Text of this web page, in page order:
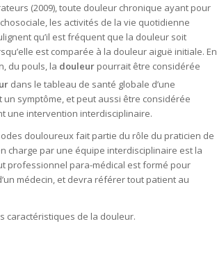
(2009), toute douleur chronique ayant pour
les activités de la vie quotidienne
qu’il est fréquent que la douleur soit
est comparée à la douleur aiguë initiale. En
du pouls, la douleur pourrait être considérée
dans le tableau de santé globale d’une
un symptôme, et peut aussi être considérée
une intervention interdisciplinaire.
douloureux fait partie du rôle du praticien de
charge par une équipe interdisciplinaire est la
professionnel para-médical est formé pour
médecin, et devra référer tout patient au
caractéristiques de la douleur.